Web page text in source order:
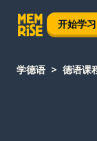
开始学习
学德语 德语课